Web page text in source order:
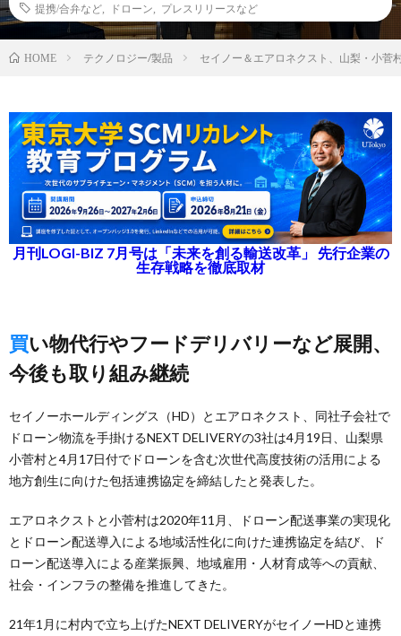
提携/合弁など
ドローン プレスリリースなど
HOME テクノロジー/製品 セイノー＆エアロネクスト、山梨・小菅
月刊LOGI-BIZ 7月号は「未来を創る輸送改革」 先行企業の
生存戦略を徹底取材
買い物代行やフードデリバリーなど展開、
今後も取り組み継続
セイノーホールディングス（HD）とエアロネクスト、同社子会社で
ドローン物流を手掛けるNEXT DELIVERYの3社は4月19日、山梨県
小菅村と4月17日付でドローンを含む次世代高度技術の活用による
地方創生に向けた包括連携協定を締結したと発表した。
エアロネクストと小菅村は2020年11月、ドローン配送事業の実現化
とドローン配送導入による地域活性化に向けた連携協定を結び、ド
ローン配送導入による産業振興、地域雇用・人材育成等への貢献、
社会・インフラの整備を推進してきた。
21年1月に村内で立ち上げたNEXT DELIVERYがセイノーHDと連携